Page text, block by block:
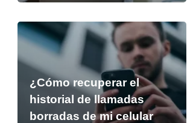
¿Cómo recuperar el
historial de llamadas
borradas de mi celular